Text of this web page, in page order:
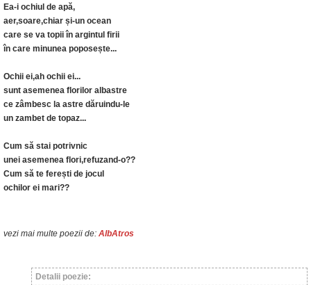
Ea-i ochiul de apă,
aer,soare,chiar și-un ocean
care se va topii în argintul firii
în care minunea poposește...
Ochii ei,ah ochii ei...
sunt asemenea florilor albastre
ce zâmbesc la astre dăruindu-le
un zambet de topaz...
Cum să stai potrivnic
unei asemenea flori,refuzand-o??
Cum să te ferești de jocul
ochilor ei mari??
vezi mai multe poezii de: AlbAtros
Detalii poezie: